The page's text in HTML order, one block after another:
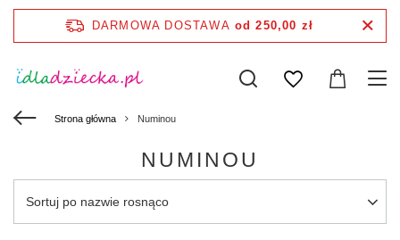
DARMOWA DOSTAWA od 250,00 zł
Strona główna Numinou
NUMINOU
Sortuj po nazwie rosnąco